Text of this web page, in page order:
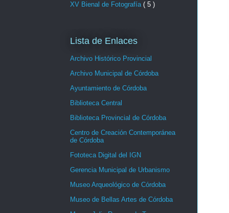
XV Bienal de Fotografía ( 5 )
Lista de Enlaces
Archivo Histórico Provincial
Archivo Municipal de Córdoba
Ayuntamiento de Córdoba
Biblioteca Central
Biblioteca Provincial de Córdoba
Centro de Creación Contemporánea
de Córdoba
Fototeca Digital del IGN
Gerencia Municipal de Urbanismo
Museo Arqueológico de Córdoba
Museo de Bellas Artes de Córdoba